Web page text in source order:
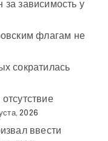
зависимость у
флагам не
сократилась
2026
ввести